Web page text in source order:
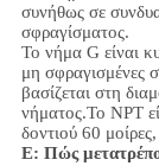
συνήθως σε
σφραγίσματος.
Το νήμα G είναι
μη σφραγισμένες
βασίζεται στη
νήματος.Το NPT
δοντιού 60
Ε: Πώς